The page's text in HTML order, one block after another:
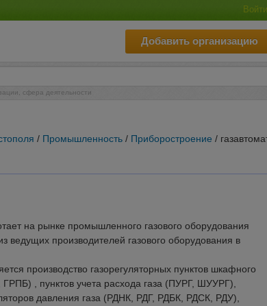
Добавить организацию
сфера деятельности
/ Промышленность / Приборостроение /
на рынке промышленного газового оборудования
производителей газового оборудования в
производство газорегуляторных пунктов шкафного
, пунктов учета расхода газа (ПУРГ, ШУУРГ),
давления газа (РДНК, РДГ, РДБК, РДСК, РДУ),